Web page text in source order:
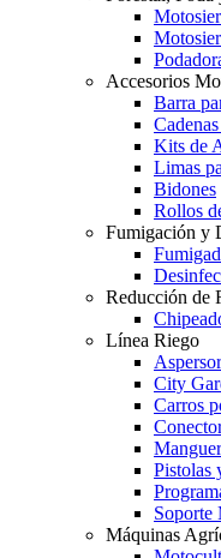
Accesorios
Barra
Kits de
Limas
Bidones
Rollos
Fumigación y
Reducción de
Línea Riego
City
Carros
Pistolas
Soporte
Máquinas